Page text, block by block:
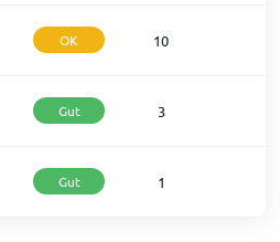
OK 10
Gut 3
Gut 1